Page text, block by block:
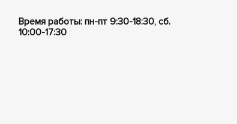
Время работы: пн-пт 9:30-18:30, сб.
10:00-17:30